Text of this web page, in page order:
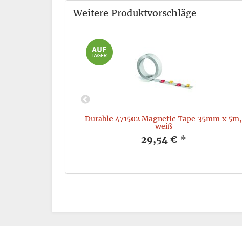
Weitere Produktvorschläge
Durable 471502 Magnetic Tape 35mm x 5m,
weiß
29,54 € *